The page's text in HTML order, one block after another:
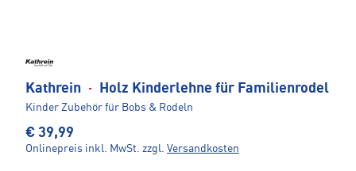
Kathrein · Holz Kinderlehne für Familienrodel
Kinder Zubehör für Bobs & Rodeln
€ 39,99
Onlinepreis inkl. MwSt. zzgl. Versandkosten